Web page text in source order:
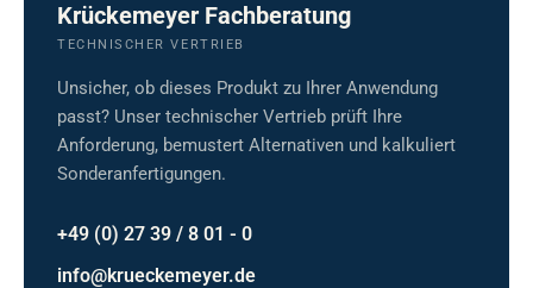
Krückemeyer Fachberatung
TECHNISCHER VERTRIEB
Unsicher, ob dieses Produkt zu Ihrer Anwendung
passt? Unser technischer Vertrieb prüft Ihre
Anforderung, bemustert Alternativen und kalkuliert
Sonderanfertigungen.
+49 (0) 27 39 / 8 01 - 0
info@krueckemeyer.de